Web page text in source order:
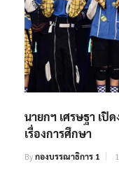
นายกฯ เศรษฐา เปิ
เรื่องการศึกษา
Byกองบรรณาธิการ 1